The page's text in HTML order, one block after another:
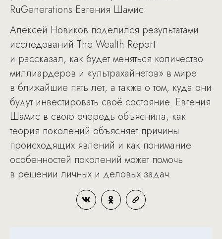
RuGenerations Евгения Шамис.
Алексей Новиков поделился результатами
исследований The Wealth Report
и рассказал, как будет меняться количество
миллиардеров и «ультрахайнетов» в мире
в ближайшие пять лет, а также о том, куда они
будут инвестировать своё состояние. Евгения
Шамис в свою очередь объяснила, как
теория поколений объясняет причины
происходящих явлений и как понимание
особенностей поколений может помочь
в решении личных и деловых задач.